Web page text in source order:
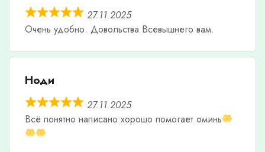
27.11.2025
Очень удобно. Довольства Всевышнего вам.
Ноди
27.11.2025
Всë понятно написано хорошо помогает оминь